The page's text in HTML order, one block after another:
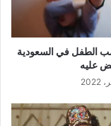
الطفل في السعودية
عليه